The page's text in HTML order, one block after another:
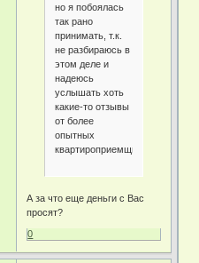
но я побоялась
так рано
принимать, т.к.
не разбираюсь в
этом деле и
надеюсь
услышать хоть
какие-то отзывы
от более
опытных
квартироприемщиков)
А за что еще деньги с Вас
просят?
0